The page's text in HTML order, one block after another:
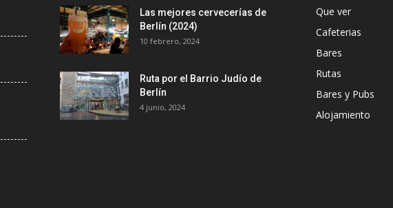
Las mejores cervecerías de
Berlín (2024)
10 febrero, 2024
Ruta por el Barrio Judío de
Berlín
4 junio, 2024
Que ver
Cafeterias
Bares
Rutas
Bares y Pubs
Alojamiento